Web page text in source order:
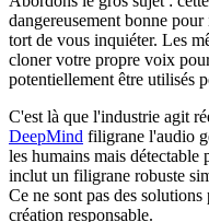
dangereusement bonne
tort de vous inquiéter. Les
cloner votre propre voix
potentiellement être utilisés
C'est là que l'industrie agit
DeepMind filigrane l'audio
les humains mais détectable
inclut un filigrane robuste
Ce ne sont pas des
création responsable.